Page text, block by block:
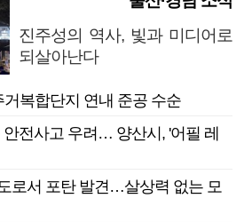
진주성의 역사, 빛과 미디어로
되살아난다
거복합단지 연내 준공 수순
전사고 우려… 양산시, '어필 레
로서 포탄 발견…살상력 없는 모